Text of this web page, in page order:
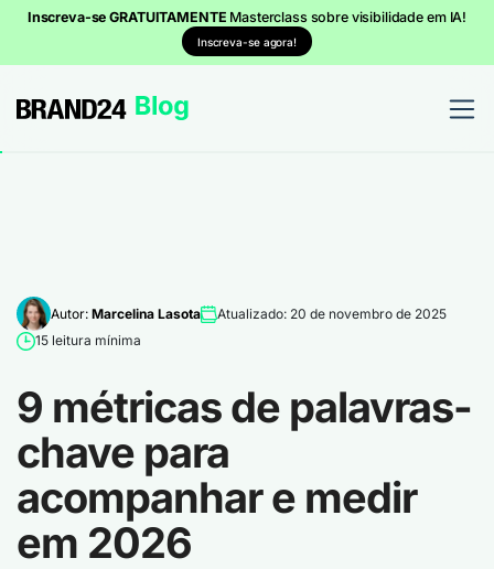
Inscreva-se GRATUITAMENTE Masterclass sobre visibilidade em IA!
Inscreva-se agora!
Autor: Marcelina Lasota
Atualizado: 20 de novembro de 2025
15 leitura mínima
9 métricas de palavras-
chave para
acompanhar e medir
em 2026